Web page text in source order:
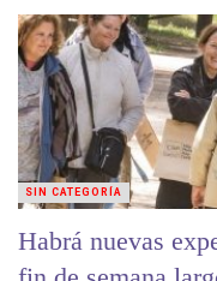
Habrá nuevas
SIN CATEGORÍA